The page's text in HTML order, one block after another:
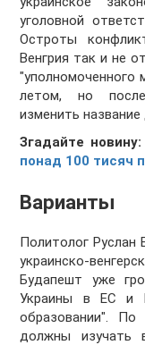
уголовной
Остроты
Венгрия так и не
"уполномоченного
летом, но
изменить
Згадайте
понад 100 тисяч
Варианты
Политолог Руслан
украинско-
Будапешт уже
Украины в ЕС и
образовании". По
должны изучать